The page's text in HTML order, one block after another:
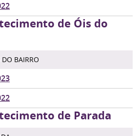
de Óis do
BAIRRO
de Parada